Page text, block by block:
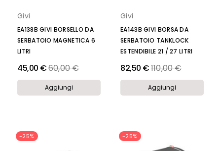
Givi
EA138B GIVI BORSELLO DA
SERBATOIO MAGNETICA 6
LITRI
45,00 €Prezzo
60,00 €
Aggiungi
Givi
EA143B GIVI BORSA DA
SERBATOIO TANKLOCK
ESTENDIBILE 21 / 27 LITRI
82,50 €Prezzo
110,00 €
Aggiungi
-25% -25%